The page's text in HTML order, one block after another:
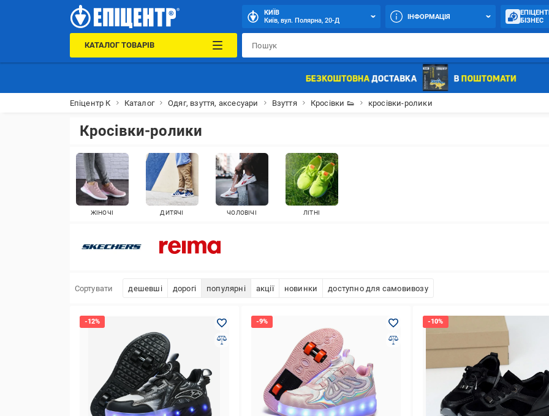
КИЇВ
Київ, вул. Полярна, 20-Д
ІНФОРМАЦІЯ
БІЗНЕС
КАТАЛОГ ТОВАРІВ
Епіцентр К Каталог Одяг, взуття, аксесуари Взуття Кросівки 👟 кросівки-ролики
Кросівки-ролики
ЖІНОЧІ ДИТЯЧІ ЧОЛОВІЧІ ЛІТНІ
Сортувати дешевші дорогі популярні акції новинки доступно для самовивозу